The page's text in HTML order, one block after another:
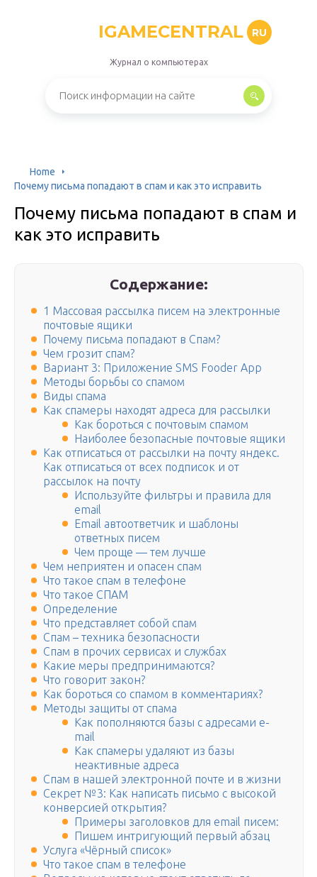
IGAMECENTRAL RU
Журнал о компьютерах
Home
Почему письма попадают в спам и как это исправить
Почему письма попадают в спам и
как это исправить
Содержание:
1 Массовая рассылка писем на электронные
почтовые ящики
Почему письма попадают в Спам?
Чем грозит спам?
Вариант 3: Приложение SMS Fooder App
Методы борьбы со спамом
Виды спама
Как спамеры находят адреса для рассылки
Как бороться с почтовым спамом
Наиболее безопасные почтовые ящики
Как отписаться от рассылки на почту яндекс.
Как отписаться от всех подписок и от
рассылок на почту
Используйте фильтры и правила для
email
Email автоответчик и шаблоны
ответных писем
Чем проще — тем лучше
Чем неприятен и опасен спам
Что такое спам в телефоне
Что такое СПАМ
Определение
Что представляет собой спам
Спам – техника безопасности
Спам в прочих сервисах и службах
Какие меры предпринимаются?
Что говорит закон?
Как бороться со спамом в комментариях?
Методы защиты от спама
Как пополняются базы с адресами e-
mail
Как спамеры удаляют из базы
неактивные адреса
Спам в нашей электронной почте и в жизни
Секрет №3: Как написать письмо с высокой
конверсией открытия?
Примеры заголовков для email писем:
Пишем интригующий первый абзац
Услуга «Чёрный список»
Что такое спам в телефоне